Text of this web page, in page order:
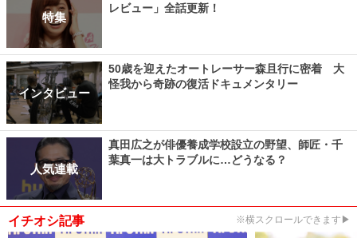
特集
レビュー」全話更新！
インタビュー
50歳を迎えたオートレーサー森且行に密着 大
怪我から奇跡の復活ドキュメンタリー
人気連載
真田広之が俳優養成学校設立の野望、師匠・千
葉真一は大トラブルに…どうなる？
イチオシ記事 ※横スクロールできます▶